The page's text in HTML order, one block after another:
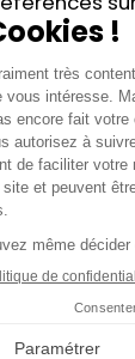
faire un
? Et dire
? Deux
est
gagner